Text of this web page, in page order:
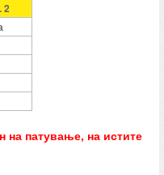
2
на патување, на истите